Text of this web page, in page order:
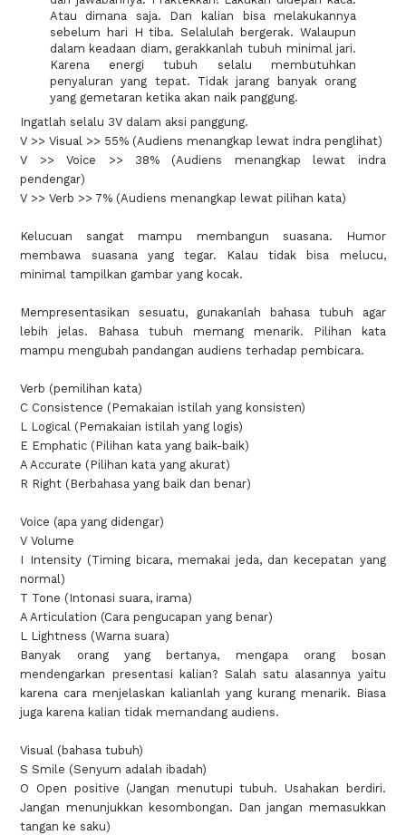
Atau dimana saja. Dan kalian bisa melakukannya
sebelum hari H tiba. Selalulah bergerak. Walaupun
dalam keadaan diam, gerakkanlah tubuh minimal jari.
Karena energi tubuh selalu membutuhkan
penyaluran yang tepat. Tidak jarang banyak orang
yang gemetaran ketika akan naik panggung.
Ingatlah selalu 3V dalam aksi panggung.
V >> Visual >> 55% (Audiens menangkap lewat indra penglihat)
V >> Voice >> 38% (Audiens menangkap lewat indra
pendengar)
V >> Verb >> 7% (Audiens menangkap lewat pilihan kata)
Kelucuan sangat mampu membangun suasana. Humor
membawa suasana yang tegar. Kalau tidak bisa melucu,
minimal tampilkan gambar yang kocak.
Mempresentasikan sesuatu, gunakanlah bahasa tubuh agar
lebih jelas. Bahasa tubuh memang menarik. Pilihan kata
mampu mengubah pandangan audiens terhadap pembicara.
Verb (pemilihan kata)
C Consistence (Pemakaian istilah yang konsisten)
L Logical (Pemakaian istilah yang logis)
E Emphatic (Pilihan kata yang baik-baik)
A Accurate (Pilihan kata yang akurat)
R Right (Berbahasa yang baik dan benar)
Voice (apa yang didengar)
V Volume
I Intensity (Timing bicara, memakai jeda, dan kecepatan yang
normal)
T Tone (Intonasi suara, irama)
A Articulation (Cara pengucapan yang benar)
L Lightness (Warna suara)
Banyak orang yang bertanya, mengapa orang bosan
mendengarkan presentasi kalian? Salah satu alasannya yaitu
karena cara menjelaskan kalianlah yang kurang menarik. Biasa
juga karena kalian tidak memandang audiens.
Visual (bahasa tubuh)
S Smile (Senyum adalah ibadah)
O Open positive (Jangan menutupi tubuh. Usahakan berdiri.
Jangan menunjukkan kesombongan. Dan jangan memasukkan
tangan ke saku)